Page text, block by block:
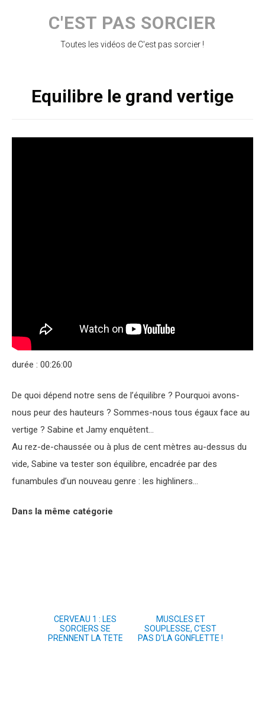
content
C'EST PAS SORCIER
Toutes les vidéos de C'est pas sorcier !
Equilibre le grand vertige
durée : 00:26:00
De quoi dépend notre sens de l’équilibre ? Pourquoi avons-
nous peur des hauteurs ? Sommes-nous tous égaux face au
vertige ? Sabine et Jamy enquêtent…
Au rez-de-chaussée ou à plus de cent mètres au-dessus du
vide, Sabine va tester son équilibre, encadrée par des
funambules d’un nouveau genre : les highliners…
Dans la même catégorie
CERVEAU 1 : LES
SORCIERS SE
PRENNENT LA TETE
MUSCLES ET
SOUPLESSE, C'EST
PAS D'LA GONFLETTE !